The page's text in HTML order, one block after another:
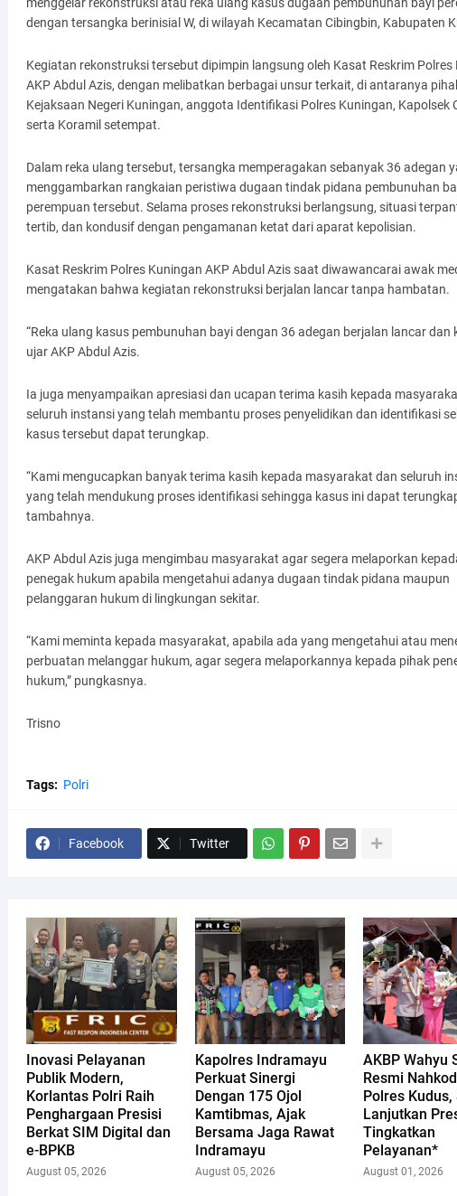
dengan tersangka berinisial W, di wilayah Kecamatan Cibingbin, Kabupaten
Kegiatan rekonstruksi tersebut dipimpin langsung oleh Kasat Reskrim Polres
AKP Abdul Azis, dengan melibatkan berbagai unsur terkait, di antaranya
Kejaksaan Negeri Kuningan, anggota Identifikasi Polres Kuningan, Kapolsek
serta Koramil setempat.
Dalam reka ulang tersebut, tersangka memperagakan sebanyak 36 adegan
menggambarkan rangkaian peristiwa dugaan tindak pidana pembunuhan
perempuan tersebut. Selama proses rekonstruksi berlangsung, situasi
tertib, dan kondusif dengan pengamanan ketat dari aparat kepolisian.
Kasat Reskrim Polres Kuningan AKP Abdul Azis saat diwawancarai awak
mengatakan bahwa kegiatan rekonstruksi berjalan lancar tanpa hambatan.
“Reka ulang kasus pembunuhan bayi dengan 36 adegan berjalan lancar dan
ujar AKP Abdul Azis.
Ia juga menyampaikan apresiasi dan ucapan terima kasih kepada
seluruh instansi yang telah membantu proses penyelidikan dan identifikasi
kasus tersebut dapat terungkap.
“Kami mengucapkan banyak terima kasih kepada masyarakat dan seluruh
yang telah mendukung proses identifikasi sehingga kasus ini dapat
tambahnya.
AKP Abdul Azis juga mengimbau masyarakat agar segera melaporkan
penegak hukum apabila mengetahui adanya dugaan tindak pidana maupun
pelanggaran hukum di lingkungan sekitar.
“Kami meminta kepada masyarakat, apabila ada yang mengetahui atau
perbuatan melanggar hukum, agar segera melaporkannya kepada pihak
hukum,” pungkasnya.
Trisno
Tags: Polri
Facebook Twitter
Inovasi Pelayanan
Publik Modern,
Korlantas Polri Raih
Penghargaan Presisi
Berkat SIM Digital dan
e-BPKB
August 05, 2026
Kapolres Indramayu
Perkuat Sinergi
Dengan 175 Ojol
Kamtibmas, Ajak
Bersama Jaga Rawat
Indramayu
August 05, 2026
AKBP Wahyu
Resmi
Polres Kudus,
Lanjutkan
Tingkatkan
Pelayanan*
August 01, 2026